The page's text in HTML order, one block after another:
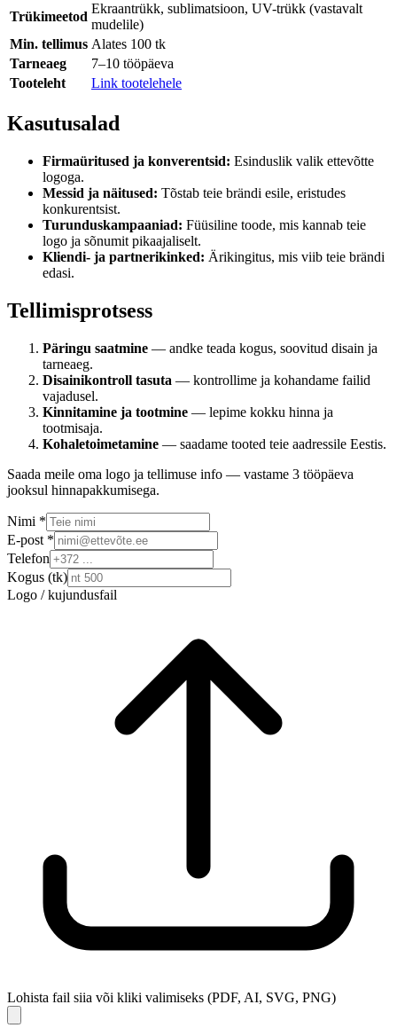
Trükimeetod
Ekraantrükk, sublimatsioon, UV-trükk (vastavalt
mudelile)
Min. tellimus Alates 100 tk
Tarneaeg
7–10 tööpäeva
Tooteleht
Link tootelehele
Kasutusalad
Firmaüritused ja konverentsid: Esinduslik valik ettevõtte
logoga.
Messid ja näitused: Tõstab teie brändi esile, eristudes
konkurentsist.
Turunduskampaaniad: Füüsiline toode, mis kannab teie
logo ja sõnumit pikaajaliselt.
Kliendi- ja partnerikinked: Ärikingitus, mis viib teie brändi
edasi.
Tellimisprotsess
Päringu saatmine — andke teada kogus, soovitud disain ja
tarneaeg.
Disainikontroll tasuta — kontrollime ja kohandame failid
vajadusel.
Kinnitamine ja tootmine — lepime kokku hinna ja
tootmisaja.
Kohaletoimetamine — saadame tooted teie aadressile Eestis.
Saada meile oma logo ja tellimuse info — vastame 3 tööpäeva
jooksul hinnapakkumisega.
Nimi *
E-post *
Telefon
Kogus (tk)
Logo / kujundusfail
Lohista fail siia või kliki valimiseks (PDF, AI, SVG, PNG)